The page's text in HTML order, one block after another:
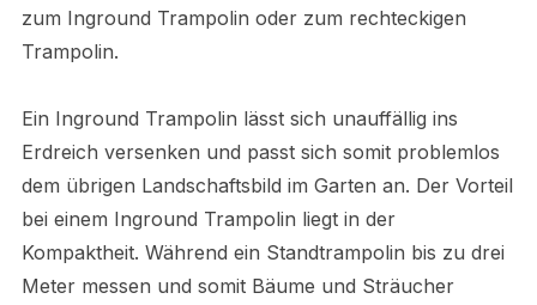
zum Inground Trampolin oder zum rechteckigen
Trampolin.
Ein Inground Trampolin lässt sich unauffällig ins
Erdreich versenken und passt sich somit problemlos
dem übrigen Landschaftsbild im Garten an. Der Vorteil
bei einem Inground Trampolin liegt in der
Kompaktheit. Während ein Standtrampolin bis zu drei
Meter messen und somit Bäume und Sträucher